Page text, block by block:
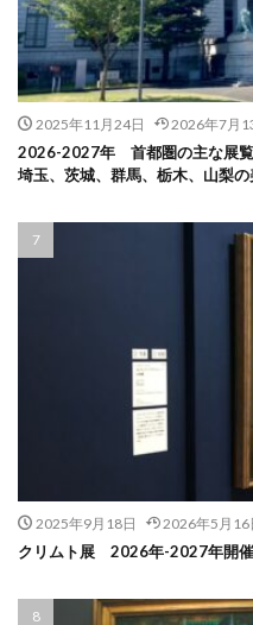
2025年11月24日 2026年7月
2026-2027年 首都圏の主な展
埼玉、茨城、群馬、栃木、山梨の
2025年9月18日 2026年5月16
クリムト展 2026年-2027年開催